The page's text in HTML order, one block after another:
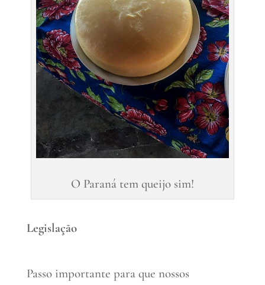
O Paraná tem queijo sim!
Legislação
Passo importante para que nossos